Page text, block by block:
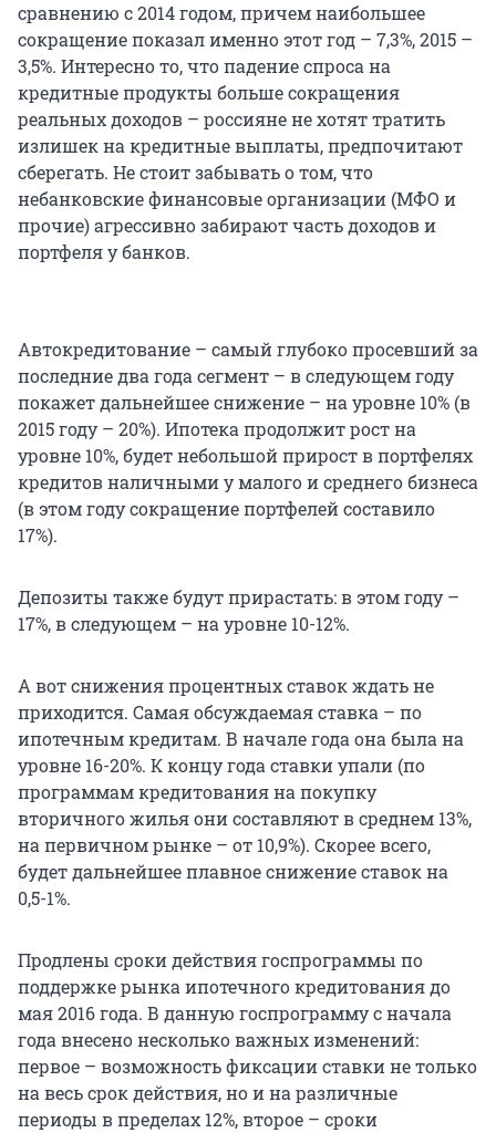
сравнению с 2014 годом, причем наибольшее
сокращение показал именно этот год – 7,3%, 2015 –
3,5%. Интересно то, что падение спроса на
кредитные продукты больше сокращения
реальных доходов – россияне не хотят тратить
излишек на кредитные выплаты, предпочитают
сберегать. Не стоит забывать о том, что
небанковские финансовые организации (МФО и
прочие) агрессивно забирают часть доходов и
портфеля у банков.
Автокредитование – самый глубоко просевший за
последние два года сегмент – в следующем году
покажет дальнейшее снижение – на уровне 10% (в
2015 году – 20%). Ипотека продолжит рост на
уровне 10%, будет небольшой прирост в портфелях
кредитов наличными у малого и среднего бизнеса
(в этом году сокращение портфелей составило
17%).
Депозиты также будут прирастать: в этом году –
17%, в следующем – на уровне 10-12%.
А вот снижения процентных ставок ждать не
приходится. Самая обсуждаемая ставка – по
ипотечным кредитам. В начале года она была на
уровне 16-20%. К концу года ставки упали (по
программам кредитования на покупку
вторичного жилья они составляют в среднем 13%,
на первичном рынке – от 10,9%). Скорее всего,
будет дальнейшее плавное снижение ставок на
0,5-1%.
Продлены сроки действия госпрограммы по
поддержке рынка ипотечного кредитования до
мая 2016 года. В данную госпрограмму с начала
года внесено несколько важных изменений:
первое – возможность фиксации ставки не только
на весь срок действия, но и на различные
периоды в пределах 12%, второе – сроки